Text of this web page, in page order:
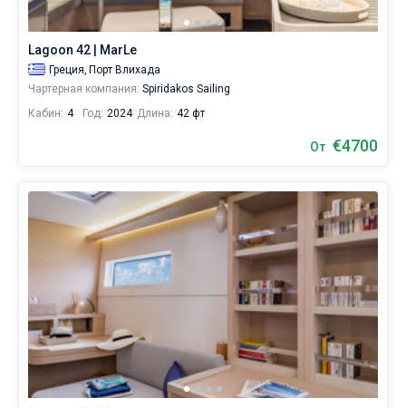
яхтинга.
Наймите
команду
(шкипера/
хостес/
повара)
или
яхт
городе
лично
управлять
судном.
каталоге
Lagoon 42 | MarLe
Греция, Порт Влихада
Чартерная компания: Spiridakos Sailing
Кабин: 4 Год: 2024 Длина: 42 фт
От €4700
Со шкипером